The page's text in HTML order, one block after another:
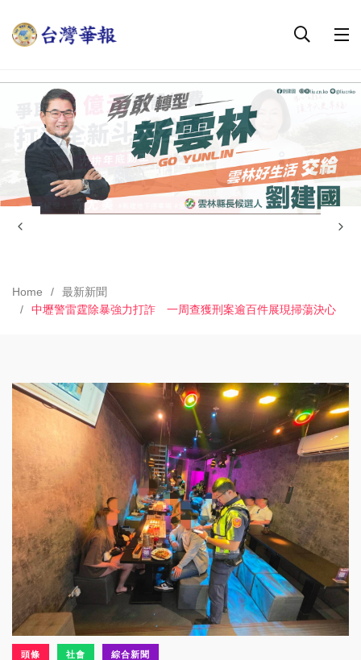
Home
最新新聞
中壢警雷霆除暴強力打詐 一周查獲刑案逾百件展現掃蕩決心
頭條 社會 綜合新聞